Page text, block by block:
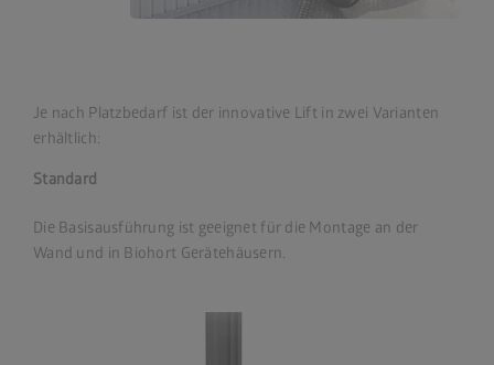
Je nach Platzbedarf ist der innovative Lift in zwei Varianten
erhältlich:
Standard
Die Basisausführung ist geeignet für die Montage an der
Wand und in Biohort Gerätehäusern.